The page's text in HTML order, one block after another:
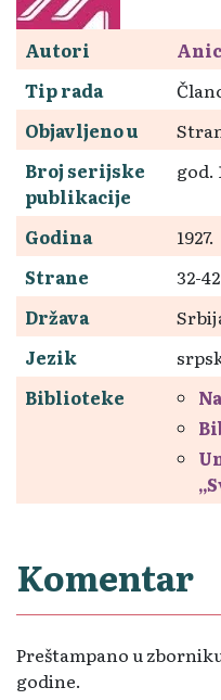
Autori
Tip rada
Objavljeno u
Broj serijske
publikacije
god.
Godina
1927.
Strane
32-42
Država
Jezik
Biblioteke
Komentar
Preštampano u
godine.